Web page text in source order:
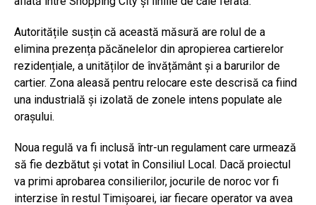
Autoritățile susțin că această măsură are rolul de a
elimina prezența păcănelelor din apropierea cartierelor
rezidențiale, a unităților de învățământ și a barurilor de
cartier. Zona aleasă pentru relocare este descrisă ca fiind
una industrială și izolată de zonele intens populate ale
orașului.
Noua regulă va fi inclusă într-un regulament care urmează
să fie dezbătut și votat în Consiliul Local. Dacă proiectul
va primi aprobarea consilierilor, jocurile de noroc vor fi
interzise în restul Timișoarei, iar fiecare operator va avea